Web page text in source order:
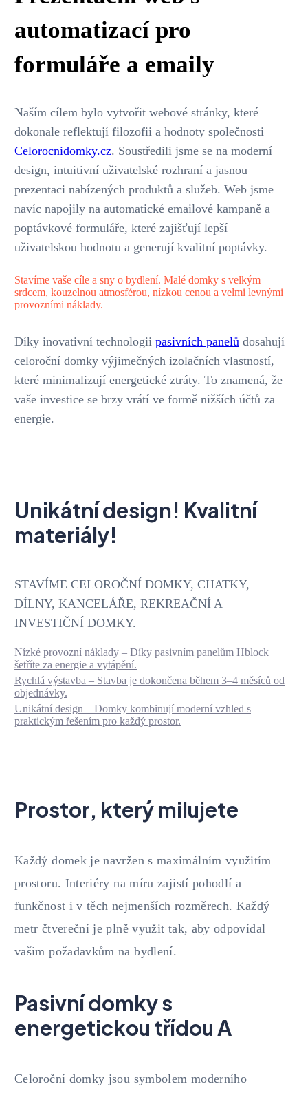
automatizací pro
formuláře a emaily
Naším cílem bylo vytvořit webové stránky, které
dokonale reflektují filozofii a hodnoty společnosti
Celorocnidomky.cz. Soustředili jsme se na moderní
design, intuitivní uživatelské rozhraní a jasnou
prezentaci nabízených produktů a služeb. Web jsme
navíc napojily na automatické emailové kampaně a
poptávkové formuláře, které zajišťují lepší
uživatelskou hodnotu a generují kvalitní poptávky.
Stavíme vaše cíle a sny o bydlení. Malé domky s velkým
srdcem, kouzelnou atmosférou, nízkou cenou a velmi levnými
provozními náklady.
Díky inovativní technologii pasivních panelů dosahují
celoroční domky výjimečných izolačních vlastností,
které minimalizují energetické ztráty. To znamená, že
vaše investice se brzy vrátí ve formě nižších účtů za
energie.
Unikátní design! Kvalitní
materiály!
STAVÍME CELOROČNÍ DOMKY, CHATKY,
DÍLNY, KANCELÁŘE, REKREAČNÍ A
INVESTIČNÍ DOMKY.
Nízké provozní náklady – Díky pasivním panelům Hblock
šetříte za energie a vytápění.
Rychlá výstavba – Stavba je dokončena během 3–4 měsíců od
objednávky.
Unikátní design – Domky kombinují moderní vzhled s
praktickým řešením pro každý prostor.
Prostor, který milujete
Každý domek je navržen s maximálním využitím
prostoru. Interiéry na míru zajistí pohodlí a
funkčnost i v těch nejmenších rozměrech. Každý
metr čtvereční je plně využit tak, aby odpovídal
vašim požadavkům na bydlení.
Pasivní domky s
energetickou třídou A
Celoroční domky jsou symbolem moderního